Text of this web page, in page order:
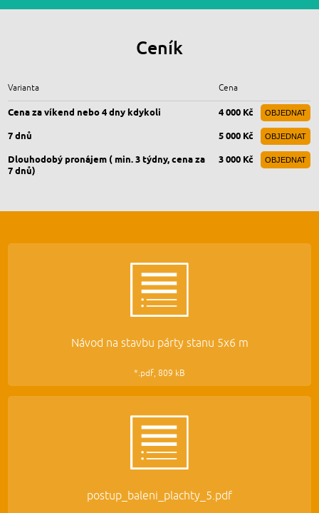
Ceník
Varianta Cena
Cena za víkend nebo 4 dny kdykoli 4 000 Kč OBJEDNAT
7 dnů 5 000 Kč OBJEDNAT
Dlouhodobý pronájem ( min. 3 týdny, cena za
7 dnů)
3 000 Kč OBJEDNAT
Návod na stavbu párty stanu 5x6 m
*.pdf, 809 kB
postup_baleni_plachty_5.pdf